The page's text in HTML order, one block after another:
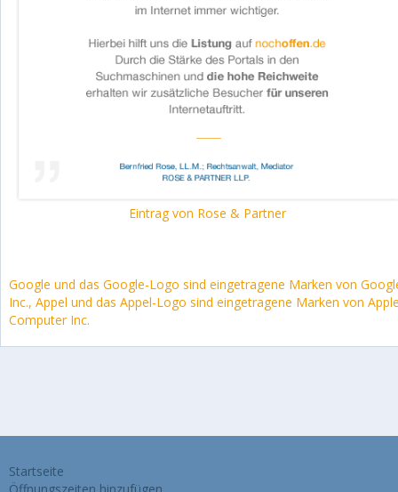
Eintrag von Rose & Partner
Google und das Google-Logo sind eingetragene Marken von
Inc., Appel und das Appel-Logo sind eingetragene Marken von
Computer Inc.
Startseite
Öffnungszeiten hinzufügen